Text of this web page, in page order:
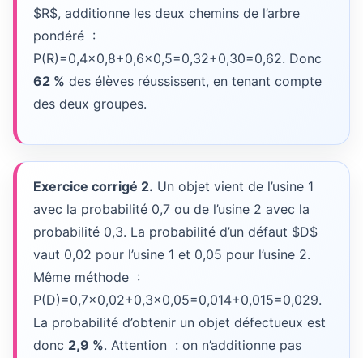
$R$, additionne les deux chemins de l’arbre
pondéré :
P(R)=0,4×0,8+0,6×0,5=0,32+0,30=0,62. Donc
62 % des élèves réussissent, en tenant compte
des deux groupes.
Exercice corrigé 2. Un objet vient de l’usine 1
avec la probabilité 0,7 ou de l’usine 2 avec la
probabilité 0,3. La probabilité d’un défaut $D$
vaut 0,02 pour l’usine 1 et 0,05 pour l’usine 2.
Même méthode :
P(D)=0,7×0,02+0,3×0,05=0,014+0,015=0,029.
La probabilité d’obtenir un objet défectueux est
donc 2,9 %. Attention : on n’additionne pas